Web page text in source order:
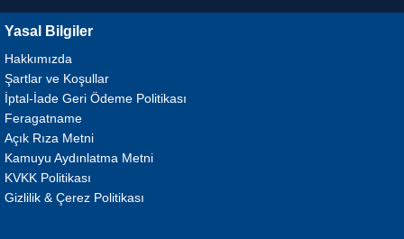
Yasal Bilgiler
Hakkımızda
Şartlar ve Koşullar
İptal-İade Geri Ödeme Politikası
Feragatname
Açık Rıza Metni
Kamuyu Aydınlatma Metni
KVKK Politikası
Gizlilik & Çerez Politikası